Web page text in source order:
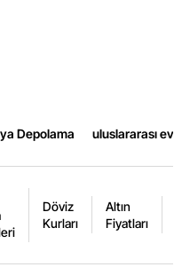
Depolama uluslararası
Döviz
Kurları
Altın
Fiyatları